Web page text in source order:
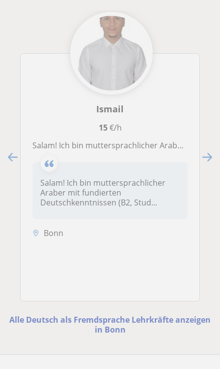
Ismail
15€/h
Salam! Ich bin muttersprachlicher Araber mit fundierten Deutschkenntnissen (B2, Studium der Germanistik) und biete professionelle
Salam! Ich bin muttersprachlicher
Araber mit fundierten
Deutschkenntnissen (B2, Stud...
Bonn
Alle Deutsch als Fremdsprache Lehrkräfte anzeigen
in Bonn